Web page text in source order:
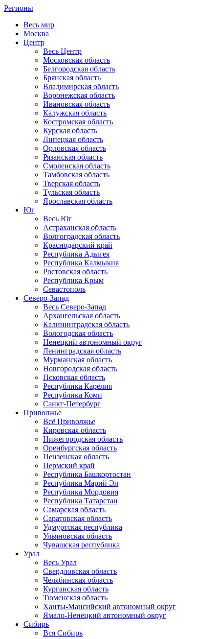
Регионы
Весь мир
Москва
Центр
Весь Центр
Московская область
Белгородская область
Брянская область
Владимирская область
Воронежская область
Ивановская область
Калужская область
Костромская область
Курская область
Липецкая область
Орловская область
Рязанская область
Смоленская область
Тамбовская область
Тверская область
Тульская область
Ярославская область
Юг
Весь Юг
Астраханская область
Волгоградская область
Краснодарский край
Республика Адыгея
Республика Калмыкия
Ростовская область
Республика Крым
Севастополь
Северо-Запад
Весь Северо-Запад
Архангельская область
Калининградская область
Вологодская область
Ненецкий автономный округ
Ленинградская область
Мурманская область
Новгородская область
Псковская область
Республика Карелия
Республика Коми
Санкт-Петербург
Приволжье
Всё Приволжье
Кировская область
Нижегородская область
Оренбургская область
Пензенская область
Пермский край
Республика Башкортостан
Республика Марий Эл
Республика Мордовия
Республика Татарстан
Самарская область
Саратовская область
Удмуртская республика
Ульяновская область
Чувашская республика
Урал
Весь Урал
Свердловская область
Челябинская область
Курганская область
Тюменская область
Ханты-Мансийский автономный округ
Ямало-Ненецкий автономный округ
Сибирь
Вся Сибирь